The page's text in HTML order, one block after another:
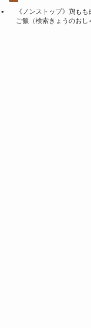
《ノンストップ》鶏も
ご飯（検索きょうのおし